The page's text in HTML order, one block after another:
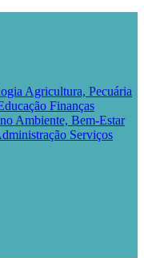
Agricultura, Pecuária
Finanças
Ambiente, Bem-Estar
Serviços